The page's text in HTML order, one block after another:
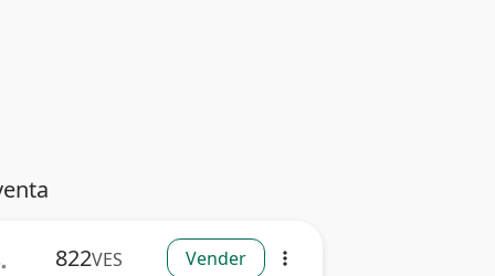
822VES Vender more_vert